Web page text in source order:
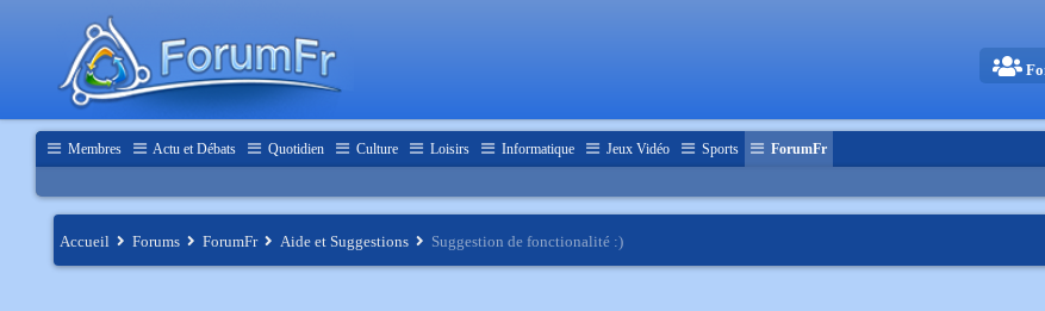
Membres Actu et Débats Quotidien Culture Loisirs Informatique Jeux Vidéo Sports ForumFr
Accueil Forums ForumFr Aide et Suggestions Suggestion de fonctionalité :)